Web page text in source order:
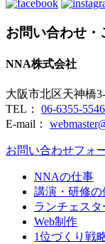
お問い合わせ・
NNA株式会社
大阪市北区天神橋
TEL： 06-6355-5546
E-mail：
お問い合わせフォ
NNAの仕事
講演・研修の
ランチェス
Web制作
1位づくり戦